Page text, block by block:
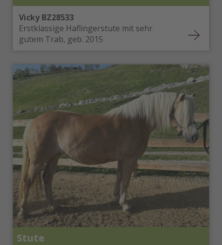
Vicky BZ28533
Erstklassige Haflingerstute mit sehr
gutem Trab, geb. 2015
Stute